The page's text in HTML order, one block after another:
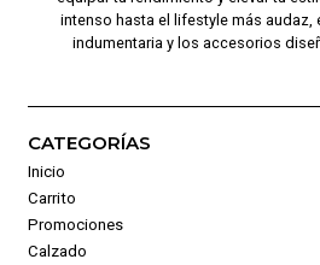
intenso hasta el lifestyle más audaz,
indumentaria y los accesorios
CATEGORÍAS
Inicio
Carrito
Promociones
Calzado